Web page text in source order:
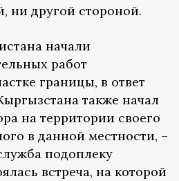
ни другой стороной.
начали
работ
границы, в ответ
также начал
на территории своего
в данной местности, –
подоплеку
встреча, на которой